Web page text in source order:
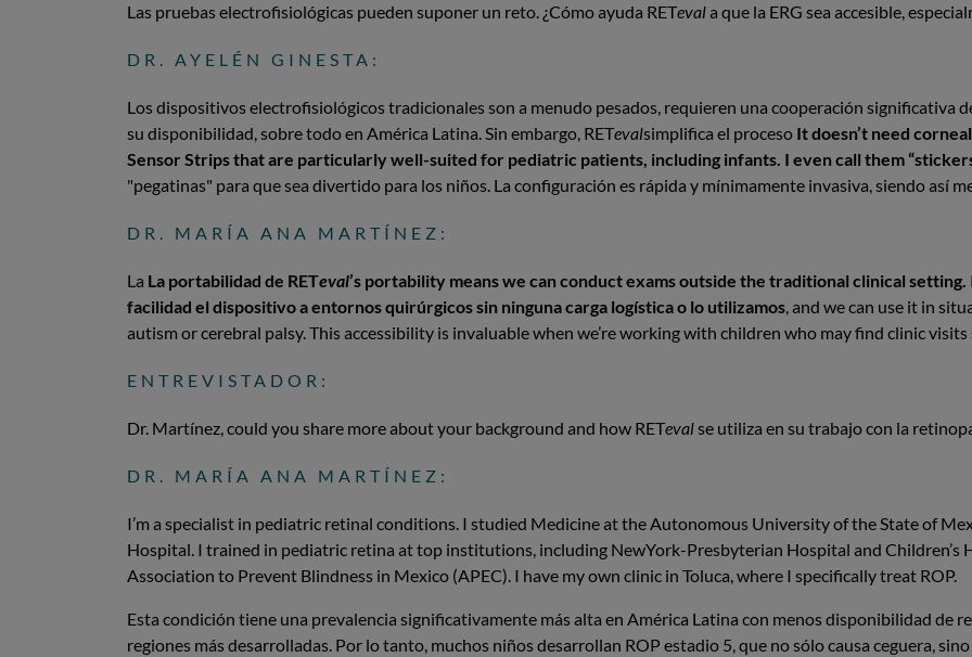
Las pruebas electrofisiológicas pueden suponer un reto. ¿Cómo ayuda RETevala que la ERG sea accesible,
DR. AYELÉN GINESTA:
Los dispositivos electrofisiológicos tradicionales son a menudo pesados, requieren una cooperación significativa
su disponibilidad, sobre todo en América Latina. Sin embargo, RETevalsimplifica el proceso It doesn’t need
Sensor Strips that are particularly well-suited for pediatric patients, including infants. I even call them
"pegatinas" para que sea divertido para los niños. La configuración es rápida y mínimamente invasiva, siendo así
DR. MARÍA ANA MARTÍNEZ:
La La portabilidad de RETeval’s portability means we can conduct exams outside the traditional clinical setting.
facilidad el dispositivo a entornos quirúrgicos sin ninguna carga logística o lo utilizamos, and we can use it in
autism or cerebral palsy. This accessibility is invaluable when we’re working with children who may find clinic
ENTREVISTADOR:
Dr. Martínez, could you share more about your background and how RETevalse utiliza en su trabajo con la
DR. MARÍA ANA MARTÍNEZ:
I’m a specialist in pediatric retinal conditions. I studied Medicine at the Autonomous University of the State of
Hospital. I trained in pediatric retina at top institutions, including NewYork-Presbyterian Hospital and Children’s
Association to Prevent Blindness in Mexico (APEC). I have my own clinic in Toluca, where I specifically treat ROP.
Esta condición tiene una prevalencia significativamente más alta en América Latina con menos disponibilidad de
regiones más desarrolladas. Por lo tanto, muchos niños desarrollan ROP estadio 5, que no sólo causa ceguera,